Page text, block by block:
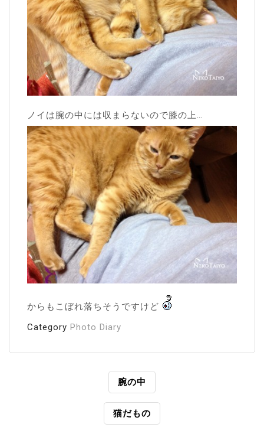
ノイは腕の中には収まらないので膝の上…
からもこぼれ落ちそうですけど
Category Photo Diary
腕の中
猫だもの